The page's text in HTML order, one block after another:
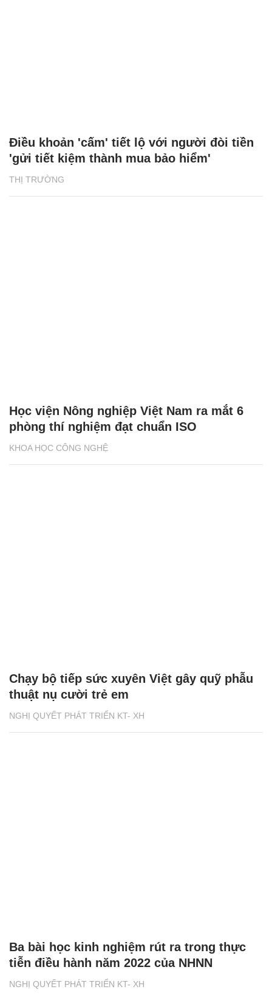
THỊ TRƯỜNG
Điều khoản 'cấm' tiết lộ với người đòi tiền
'gửi tiết kiệm thành mua bảo hiểm'
KHOA HỌC CÔNG NGHỆ
Học viện Nông nghiệp Việt Nam ra mắt 6
phòng thí nghiệm đạt chuẩn ISO
NGHỊ QUYẾT PHÁT TRIỂN KT- XH
Chạy bộ tiếp sức xuyên Việt gây quỹ phẫu
thuật nụ cười trẻ em
NGHỊ QUYẾT PHÁT TRIỂN KT- XH
Ba bài học kinh nghiệm rút ra trong thực
tiễn điều hành năm 2022 của NHNN